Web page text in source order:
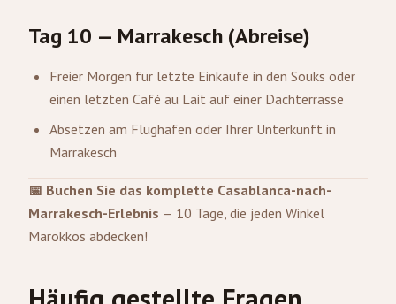
Tag 10 — Marrakesch (Abreise)
Freier Morgen für letzte Einkäufe in den Souks oder
einen letzten Café au Lait auf einer Dachterrasse
Absetzen am Flughafen oder Ihrer Unterkunft in
Marrakesch
📅 Buchen Sie das komplette Casablanca-nach-
Marrakesch-Erlebnis — 10 Tage, die jeden Winkel
Marokkos abdecken!